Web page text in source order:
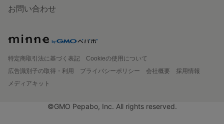
お問い合わせ
特定商取引法に基づく表記
Cookieの使用について
広告識別子の取得・利用
プライバシーポリシー 会社概要
採用情報
メディアキット
©GMO Pepabo, Inc. All rights reserved.